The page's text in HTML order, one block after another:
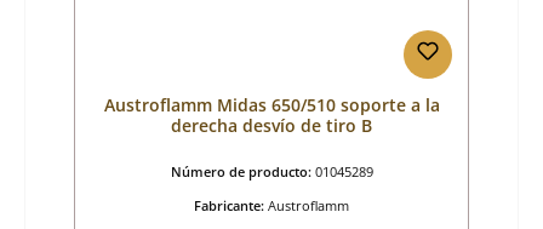
Austroflamm Midas 650/510 soporte a la
derecha desvío de tiro B
Número de producto: 01045289
Fabricante: Austroflamm